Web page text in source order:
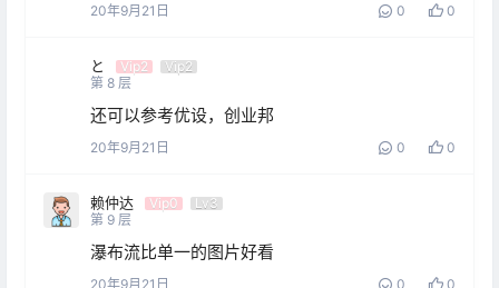
20年9月21日 0 0
と Vip2
Vip2
第 8 层
还可以参考优设，创业邦
20年9月21日 0 0
赖仲达 Vip0
Lv3
第 9 层
瀑布流比单一的图片好看
20年9月21日 0 0